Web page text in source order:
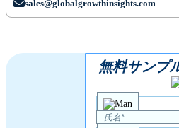
sales@globalgrowthinsights.com
無料サンプ